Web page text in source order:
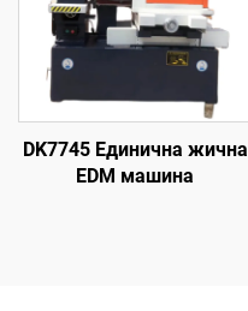
DK7745 Единична жична
EDM машина